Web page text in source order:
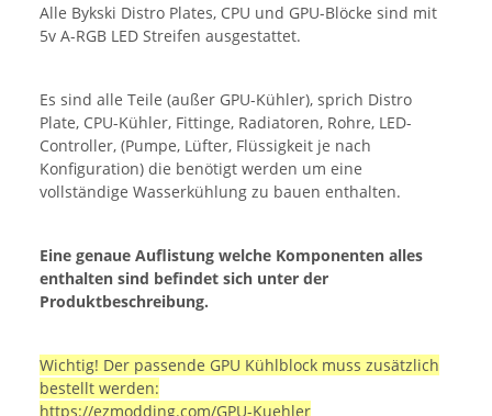
Alle Bykski Distro Plates, CPU und GPU-Blöcke sind mit
5v A-RGB LED Streifen ausgestattet.
Es sind alle Teile (außer GPU-Kühler), sprich Distro
Plate, CPU-Kühler, Fittinge, Radiatoren, Rohre, LED-
Controller, (Pumpe, Lüfter, Flüssigkeit je nach
Konfiguration) die benötigt werden um eine
vollständige Wasserkühlung zu bauen enthalten.
Eine genaue Auflistung welche Komponenten alles
enthalten sind befindet sich unter der
Produktbeschreibung.
Wichtig! Der passende GPU Kühlblock muss zusätzlich
bestellt werden:
https://ezmodding.com/GPU-Kuehler